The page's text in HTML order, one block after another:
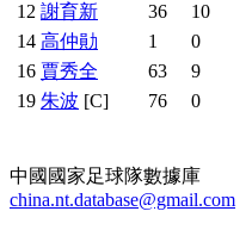
12 謝育新 36
10
14 高仲勛 1
0
16 賈秀全 63
9
19 朱波 [C] 76 0
中國國家足球隊數據庫
china.nt.database@gmail.com